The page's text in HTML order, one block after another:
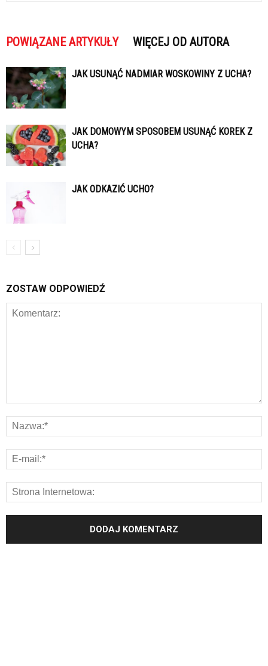
POWIĄZANE ARTYKUŁY WIĘCEJ OD AUTORA
JAK USUNĄĆ NADMIAR WOSKOWINY Z UCHA?
JAK DOMOWYM SPOSOBEM USUNĄĆ KOREK Z
UCHA?
JAK ODKAZIĆ UCHO?
ZOSTAW ODPOWIEDŹ